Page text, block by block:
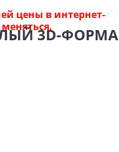
цены в интернет-
3D-